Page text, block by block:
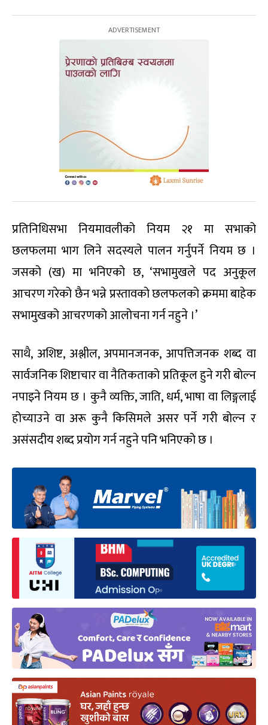
प्रतिनिधिसभा नियमावलीको नियम २१ मा सभाको
छलफलमा भाग लिने सदस्यले पालन गर्नुपर्ने नियम छ ।
जसको (ख) मा भनिएको छ, ‘सभामुखले पद अनुकूल
आचरण गरेको छैन भन्ने प्रस्तावको छलफलको क्रममा बाहेक
सभामुखको आचरणको आलोचना गर्न नहुने ।’
साथै, अशिष्ट, अश्लील, अपमानजनक, आपत्तिजनक शब्द वा
सार्वजनिक शिष्टाचार वा नैतिकताको प्रतिकूल हुने गरी बोल्न
नपाइने नियम छ । कुनै व्यक्ति, जाति, धर्म, भाषा वा लिङ्गलाई
होच्याउने वा अरू कुनै किसिमले असर पर्ने गरी बोल्न र
असंसदीय शब्द प्रयोग गर्न नहुने पनि भनिएको छ ।